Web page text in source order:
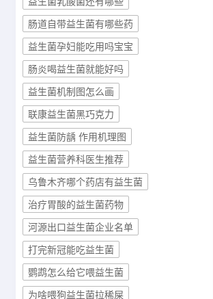
肠道自带益生菌有哪些药
益生菌孕妇能吃用吗宝宝
肠炎喝益生菌就能好吗
益生菌机制图怎么画
联康益生菌黑巧克力
益生菌防龋 作用机理图
益生菌营养科医生推荐
乌鲁木齐哪个药店有益生菌
治疗胃酸的益生菌药物
河源出口益生菌企业名单
打完新冠能吃益生菌
鹦鹉怎么给它喂益生菌
为啥喂狗益生菌拉稀屎